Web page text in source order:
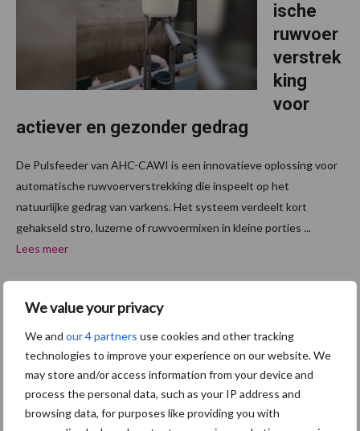
We value your privacy
We and our 4 partners use cookies and other tracking
technologies to improve your experience on our website. We
may store and/or access information from your device and
process the personal data, such as your IP address and
browsing data, for purposes like providing you with
ische
ruwvoer
verstrek
king
voor
actiever en gezonder gedrag
De Pulsfeeder van AHC-CAWI is een innovatieve oplossing voor
automatische ruwvoerverstrekking die inspeelt op het
natuurlijke gedrag van varkens. Het systeem verdeelt kort
gehakseld stro, luzerne of ruwvoermixen in kleine porties ...
Lees meer
en
darmge
zondhei
d biggen
13 oktober 2025